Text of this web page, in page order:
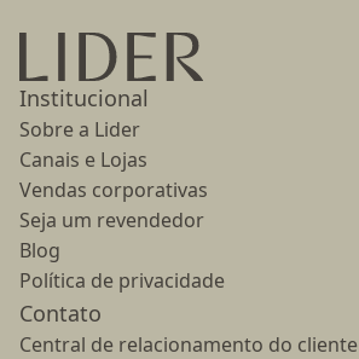
Ir para a página inicial
Institucional
Sobre a Lider
Canais e Lojas
Vendas corporativas
Seja um revendedor
Blog
Política de privacidade
Contato
Central de relacionamento do cliente